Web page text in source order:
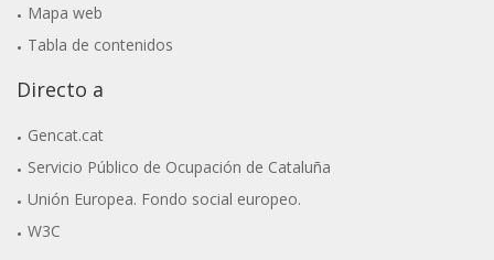
Mapa web
Tabla de contenidos
Directo a
Gencat.cat
Servicio Público de Ocupación de Cataluña
Unión Europea. Fondo social europeo.
W3C